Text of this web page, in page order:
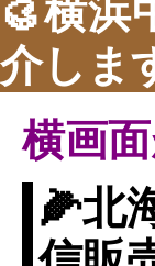
🥮横浜
介しま
横画
🌽北